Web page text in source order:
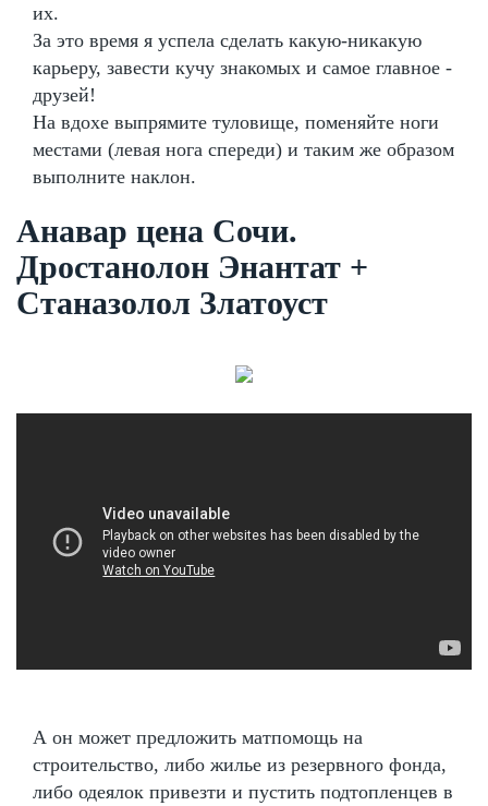
их.
За это время я успела сделать какую-никакую
карьеру, завести кучу знакомых и самое главное -
друзей!
На вдохе выпрямите туловище, поменяйте ноги
местами (левая нога спереди) и таким же образом
выполните наклон.
Анавар цена Сочи.
Дростанолон Энантат +
Станазолол Златоуст
А он может предложить матпомощь на
строительство, либо жилье из резервного фонда,
либо одеялок привезти и пустить подтопленцев в